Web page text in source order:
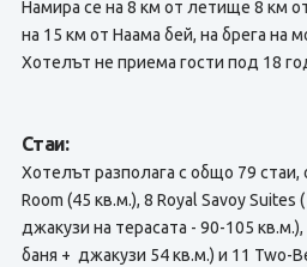
Намира се на 8 км от летище 8 км
на 15 км от Наама бей, на брега на
Хотелът не приема гости под 18
Стаи:
Хотелът разполага с общо 79 стаи,
Room (45 кв.м.), 8 Royal Savoy Suites
джакузи на терасата - 90-105
баня + джакузи 54 кв.м.) и 11 Two-